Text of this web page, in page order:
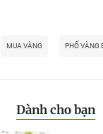
MUA VÀNG PHỐ VÀNG